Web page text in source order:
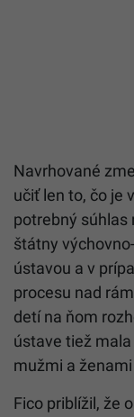
Navrhované
učiť len to, čo je
potrebný súhlas
štátny
ústavou a v
procesu nad
detí na ňom
ústave tiež
mužmi a
Fico priblížil, že